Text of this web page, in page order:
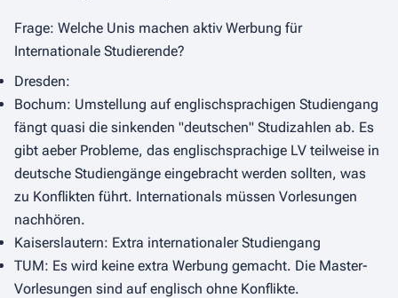
Frage: Welche Unis machen aktiv Werbung für
Internationale Studierende?
Dresden:
Bochum: Umstellung auf englischsprachigen Studiengang
fängt quasi die sinkenden "deutschen" Studizahlen ab. Es
gibt aeber Probleme, das englischsprachige LV teilweise in
deutsche Studiengänge eingebracht werden sollten, was
zu Konflikten führt. Internationals müssen Vorlesungen
nachhören.
Kaiserslautern: Extra internationaler Studiengang
TUM: Es wird keine extra Werbung gemacht. Die Master-
Vorlesungen sind auf englisch ohne Konflikte.